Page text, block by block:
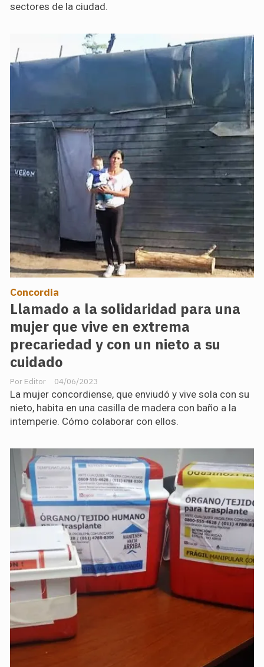
sectores de la ciudad.
Llamado a la solidaridad para una
mujer que vive en extrema
precariedad y con un nieto a su
cuidado
Editor
Concordia
04/06/2023
La mujer concordiense, que enviudó y vive sola con su
nieto, habita en una casilla de madera con baño a la
intemperie. Cómo colaborar con ellos.